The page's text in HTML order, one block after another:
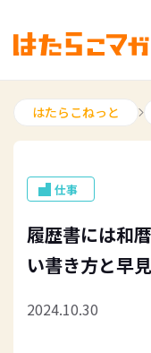
はたらこねっと
仕事
履歴書には和
い書き方と早
2024.10.30